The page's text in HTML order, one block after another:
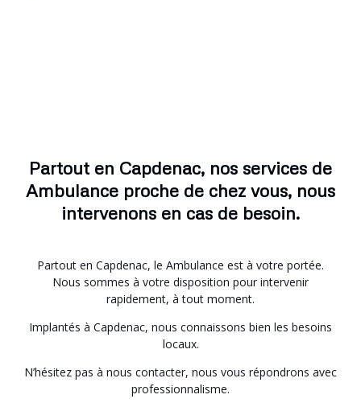
Partout en Capdenac, nos services de
Ambulance proche de chez vous, nous
intervenons en cas de besoin.
Partout en Capdenac, le Ambulance est à votre portée.
Nous sommes à votre disposition pour intervenir
rapidement, à tout moment.
Implantés à Capdenac, nous connaissons bien les besoins
locaux.
N’hésitez pas à nous contacter, nous vous répondrons avec
professionnalisme.